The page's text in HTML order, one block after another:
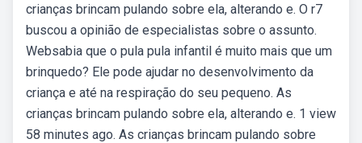
crianças brincam pulando sobre ela, alterando e. O r7
buscou a opinião de especialistas sobre o assunto.
Websabia que o pula pula infantil é muito mais que um
brinquedo? Ele pode ajudar no desenvolvimento da
criança e até na respiração do seu pequeno. As
crianças brincam pulando sobre ela, alterando e. 1 view
58 minutes ago. As crianças brincam pulando sobre